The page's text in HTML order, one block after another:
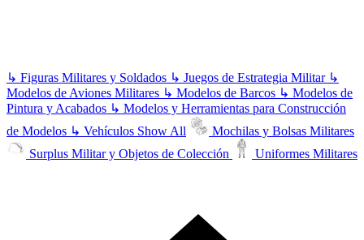
↳ Figuras Militares y Soldados ↳ Juegos de Estrategia Militar ↳
Modelos de Aviones Militares ↳ Modelos de Barcos ↳ Modelos de
Pintura y Acabados ↳ Modelos y Herramientas para Construcción
de Modelos ↳ Vehículos Show All
Mochilas y Bolsas Militares
Surplus Militar y Objetos de Colección
Uniformes Militares